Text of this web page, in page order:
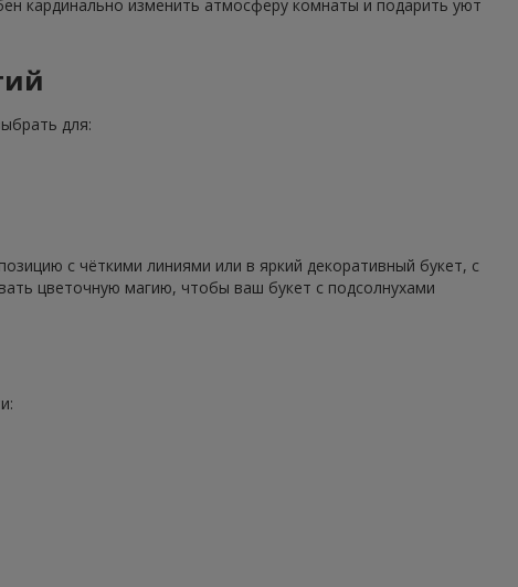
кардинально изменить атмосферу комнаты и подарить уют
для:
с чёткими линиями или в яркий декоративный букет, с
цветочную магию, чтобы ваш букет с подсолнухами